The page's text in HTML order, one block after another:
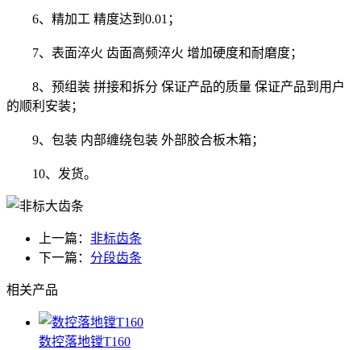
6、精加工 精度达到0.01；
7、表面淬火 齿面高频淬火 增加硬度和耐磨度；
8、预组装 拼接和拆分 保证产品的质量 保证产品到用户
的顺利安装；
9、包装 内部缠绕包装 外部胶合板木箱；
10、发货。
上一篇： 非标齿条
下一篇： 分段齿条
相关产品
数控落地镗T160